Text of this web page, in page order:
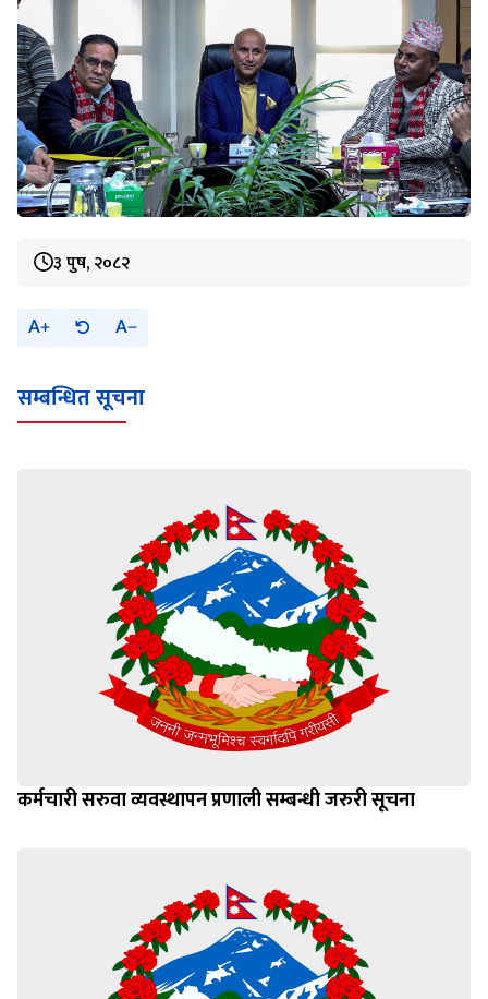
३ पुष, २०८२
A A
सम्बन्धित सूचना
कर्मचारी सरुवा व्यवस्थापन प्रणाली सम्बन्धी जरुरी सूचना